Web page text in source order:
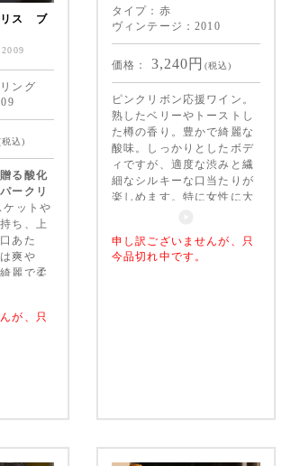
リス ブ
ング
税込)
る酸化
ークリ
ケットや
ち、上
あた
爽や
麗で柔
合わせ
が、只
タイプ：赤
ヴィンテージ：2010
価格： 3,240 円 (税込)
ピンクリボン応援ワイン。
熟したベリーやトーストし
た樽の香り。豊かで綺麗な
酸味。しっかりとしたボデ
ィですが、適度な渋みと繊
細なシルキーな口当たりが
楽しめます。特に女性に大
申し訳ございませんが、只
今品切れ中です。